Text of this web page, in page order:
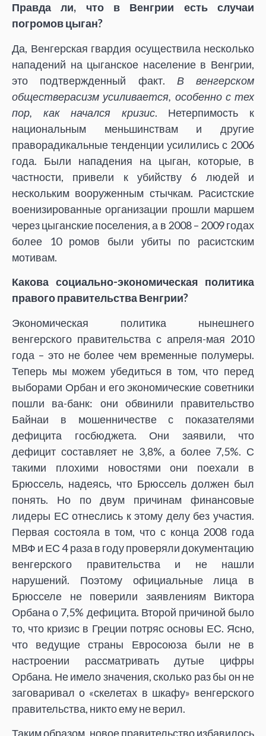
Правда ли, что в Венгрии есть случаи
погромов цыган?
Да, Венгерская гвардия осуществила несколько
нападений на цыганское население в Венгрии,
это подтвержденный факт. В венгерском
обществерасизм усиливается, особенно с тех
пор, как начался кризис. Нетерпимость к
национальным меньшинствам и другие
праворадикальные тенденции усилились с 2006
года. Были нападения на цыган, которые, в
частности, привели к убийству 6 людей и
нескольким вооруженным стычкам. Расистские
военизированные организации прошли маршем
через цыганские поселения, а в 2008 – 2009 годах
более 10 ромов были убиты по расистским
мотивам.
Какова социально-экономическая политика
правого правительства Венгрии?
Экономическая политика нынешнего
венгерского правительства с апреля-мая 2010
года – это не более чем временные полумеры.
Теперь мы можем убедиться в том, что перед
выборами Орбан и его экономические советники
пошли ва-банк: они обвинили правительство
Байнаи в мошенничестве с показателями
дефицита госбюджета. Они заявили, что
дефицит составляет не 3,8%, а более 7,5%. С
такими плохими новостями они поехали в
Брюссель, надеясь, что Брюссель должен был
понять. Но по двум причинам финансовые
лидеры ЕС отнеслись к этому делу без участия.
Первая состояла в том, что с конца 2008 года
МВФ и ЕС 4 раза в году проверяли документацию
венгерского правительства и не нашли
нарушений. Поэтому официальные лица в
Брюсселе не поверили заявлениям Виктора
Орбана о 7,5% дефицита. Второй причиной было
то, что кризис в Греции потряс основы ЕС. Ясно,
что ведущие страны Евросоюза были не в
настроении рассматривать дутые цифры
Орбана. Не имело значения, сколько раз бы он не
заговаривал о «скелетах в шкафу» венгерского
правительства, никто ему не верил.
Таким образом, новое правительство избавилось